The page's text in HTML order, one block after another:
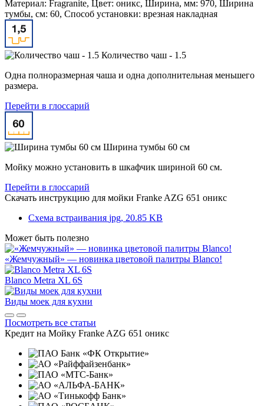
Материал: Fragranite, Цвет: оникс, Ширина, мм: 970, Ширина
тумбы, см: 60, Способ установки: врезная накладная
Количество чаш - 1.5
Одна полноразмерная чаша и одна дополнительная меньшего
размера.
Перейти в глоссарий
Ширина тумбы 60 см
Мойку можно установить в шкафчик шириной 60 см.
Перейти в глоссарий
Скачать инструкцию для мойки Franke AZG 651 оникс
Схема встраивания jpg, 20.85 KB
Может быть полезно
«Жемчужный» — новинка цветовой палитры Blanco!
Blanco Metra XL 6S
Виды моек для кухни
Посмотреть все статьи
Кредит на Мойку Franke AZG 651 оникс